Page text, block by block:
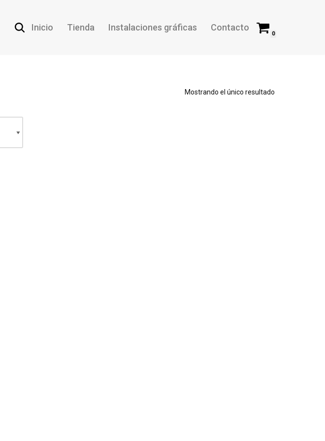
Inicio Tienda Instalaciones gráficas Contacto
0
Mostrando el único resultado